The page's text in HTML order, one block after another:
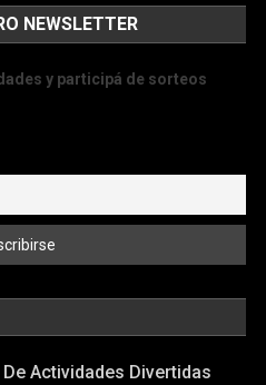
NEWSLETTER
y participá de sorteos
De Actividades Divertidas